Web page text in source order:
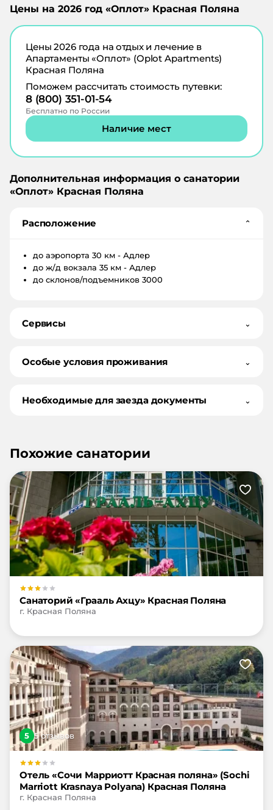
Цены на 2026 год «Оплот» Красная Поляна
Цены2026года на отдых и лечение в
Апартаменты «Оплот» (Oplot Apartments)
Красная Поляна
Поможем рассчитать стоимость путевки:
8 (800) 351-01-54
Бесплатно по России
Наличие мест
Дополнительная информация о санатории
«Оплот» Красная Поляна
Расположение ⌄
до аэропорта 30 км - Адлер
до ж/д вокзала 35 км - Адлер
до склонов/подъемников 3000
Сервисы ⌄
Особые условия проживания ⌄
Необходимые для заезда документы ⌄
Похожие санатории
Санаторий «Грааль Ахцу» Красная Поляна
г. Красная Поляна
5 5отзывов
Отель «Сочи Марриотт Красная поляна» (Sochi
Marriott Krasnaya Polyana) Красная Поляна
г. Красная Поляна